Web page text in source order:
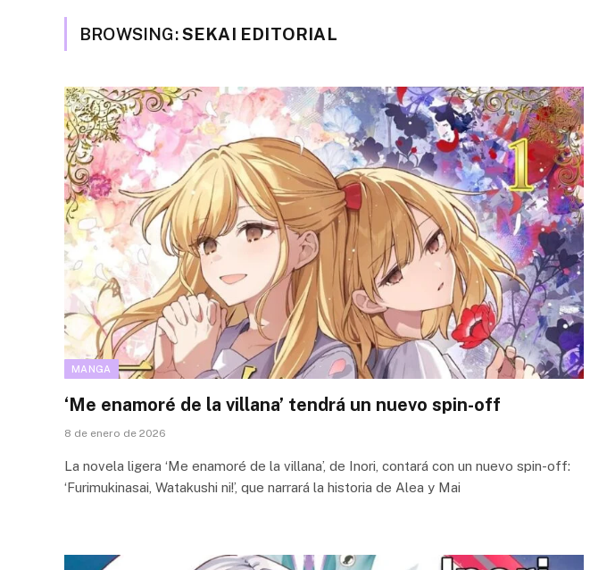
BROWSING:SEKAI EDITORIAL
MANGA
‘Me enamoré de la villana’ tendrá un nuevo spin-off
8 de enero de 2026
La novela ligera ‘Me enamoré de la villana’, de Inori, contará con un nuevo spin-off:
‘Furimukinasai, Watakushi ni!’, que narrará la historia de Alea y Mai